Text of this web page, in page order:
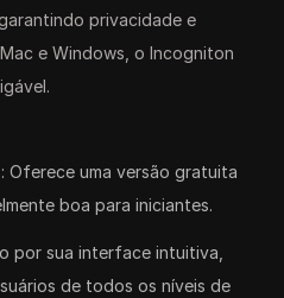
privacidade e
e Windows, o Incogniton
Oferece uma versão gratuita
boa para iniciantes.
por sua interface intuitiva,
de todos os níveis de